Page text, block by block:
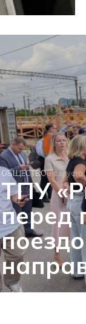
ОБЩЕСТВО6 августа
ТПУ
перед